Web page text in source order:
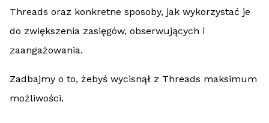
Threads oraz konkretne sposoby, jak wykorzystać je
do zwiększenia zasięgów, obserwujących i
zaangażowania.
Zadbajmy o to, żebyś wycisnął z Threads maksimum
możliwości.